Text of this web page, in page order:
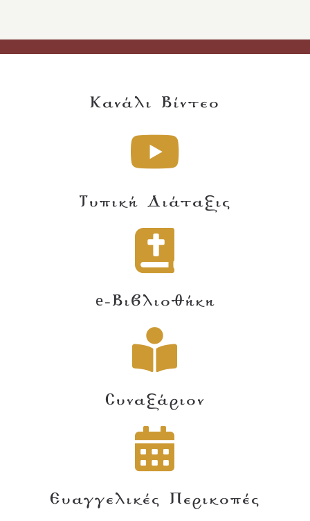
Κανάλι Βίντεο
Τυπική Διάταξις
e-Βιβλιοθήκη
Συναξάριον
Ευαγγελικές Περικοπές